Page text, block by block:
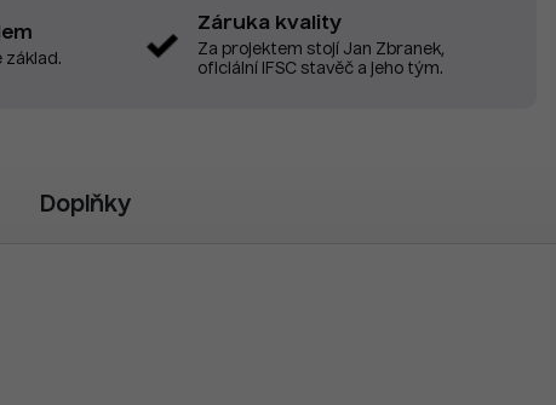
základ.
Záruka kvality
Za projektem stojí Jan Zbranek,
oficiální IFSC stavěč a jeho tým.
Doplňky